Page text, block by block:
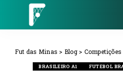
Fut das Minas > Blog> Competições
BRASILEIRO A1 FUTEBOL